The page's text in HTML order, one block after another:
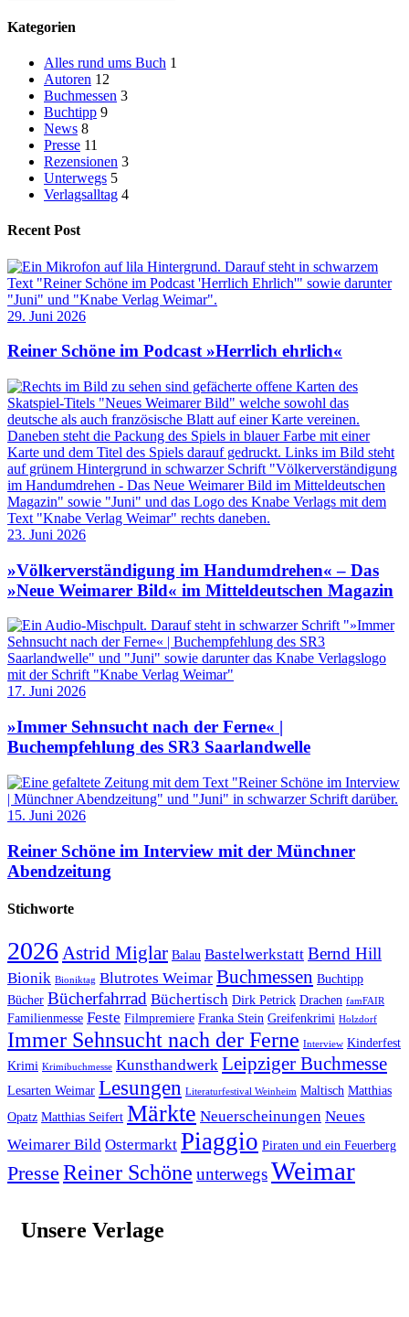
Kategorien
Alles rund ums Buch 1
Autoren 12
Buchmessen 3
Buchtipp 9
News 8
Presse 11
Rezensionen 3
Unterwegs 5
Verlagsalltag 4
Recent Post
29. Juni 2026
Reiner Schöne im Podcast »Herrlich ehrlich«
23. Juni 2026
»Völkerverständigung im Handumdrehen« – Das
»Neue Weimarer Bild« im Mitteldeutschen Magazin
17. Juni 2026
»Immer Sehnsucht nach der Ferne« |
Buchempfehlung des SR3 Saarlandwelle
15. Juni 2026
Reiner Schöne im Interview mit der Münchner
Abendzeitung
Stichworte
2026Astrid Miglar Balau Bastelwerkstatt Bernd Hill
Bionik Bioniktag Blutrotes Weimar Buchmessen Buchtipp
Bücher Bücherfahrrad Büchertisch Dirk Petrick Drachen famFAIR
Familienmesse Feste Filmpremiere Franka Stein Greifenkrimi Holzdorf
Immer Sehnsucht nach der Ferne Interview Kinderfest
Krimi Krimibuchmesse Kunsthandwerk Leipziger Buchmesse
Lesarten Weimar Lesungen Literaturfestival Weinheim Maltisch Matthias
Opatz Matthias Seifert Märkte Neuerscheinungen Neues
Weimarer Bild Ostermarkt Piaggio Piraten und ein Feuerberg
Presse Reiner Schöne unterwegsWeimar
Unsere Verlage